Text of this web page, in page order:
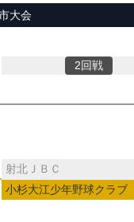
大会
2回戦
射北ＪＢＣ
小杉大江少年野球クラブ